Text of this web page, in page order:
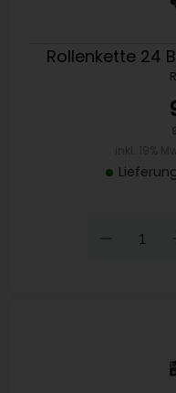
Rollenkette 24
Down